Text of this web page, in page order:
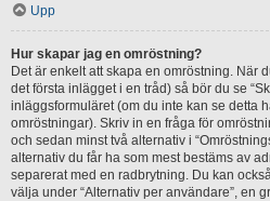
Upp
Hur skapar jag en omröstning?
Det är enkelt att skapa en omröstning. När
det första inlägget i en tråd) så bör du se
inläggsformuläret (om du inte kan se detta
omröstningar). Skriv in en fråga för
och sedan minst två alternativ i
alternativ du får ha som mest bestäms av
separerat med en radbrytning. Du kan
välja under “Alternativ per användare”, en